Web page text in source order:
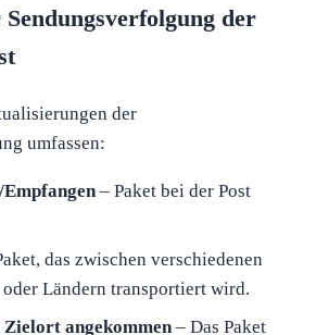
der
der
umfassen:
– Paket bei der Post
das zwischen verschiedenen
Ländern transportiert wird.
angekommen– Das Paket